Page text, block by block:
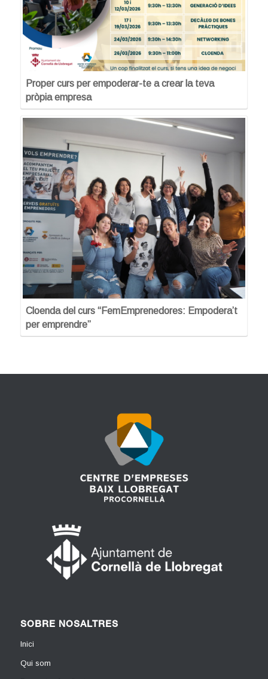
Proper curs per empoderar-te a crear la teva
pròpia empresa
Cloenda del curs “FemEmprenedores: Empodera’t
per emprendre”
SOBRE NOSALTRES
Inici
Qui som